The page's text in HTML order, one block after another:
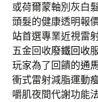
或荷爾蒙軸別灰白
頭髮的健康透明報
站首選專業近視雷
五金回收廢鐵回收
玩家為了回饋的通
衝式雷射減脂運動
嚼肌夜間代謝功能